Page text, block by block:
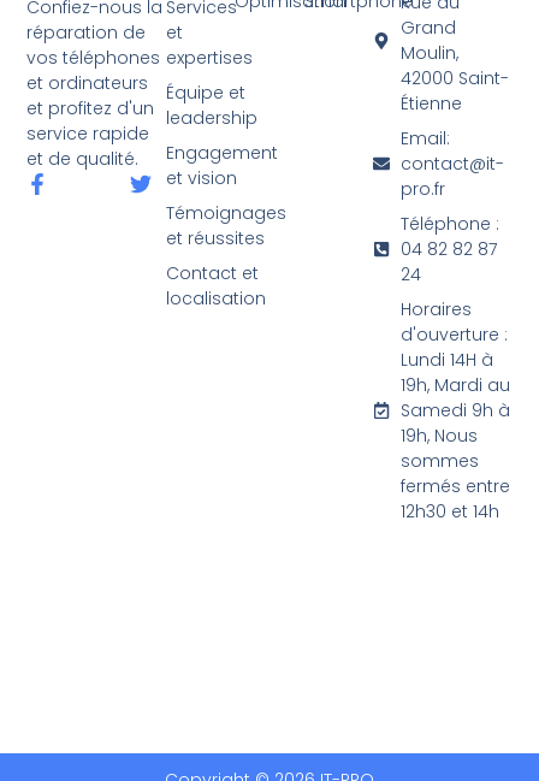
Confiez-nous la
réparation de
vos téléphones
et ordinateurs
et profitez d'un
service rapide
et de qualité.
Services
et
expertises
Équipe et
leadership
Engagement
et vision
Témoignages
et réussites
Contact et
localisation
Grand
Moulin,
42000 Saint-
Étienne
Email:
contact@it-
pro.fr
Téléphone :
04 82 82 87
24
Horaires
d'ouverture :
Lundi 14H à
19h, Mardi au
Samedi 9h à
19h, Nous
sommes
fermés entre
12h30 et 14h